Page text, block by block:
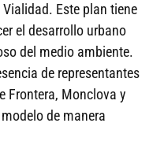
Este plan tiene
el desarrollo urbano
del medio ambiente.
de representantes
Frontera, Monclova y
de manera